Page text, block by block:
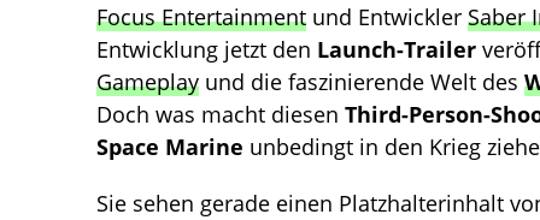
Focus Entertainment und Entwickler Saber
Entwicklung jetzt den Launch-Trailer
Gameplay und die faszinierende Welt des
Doch was macht diesen Third-Person-
Space Marine unbedingt in den Krieg
Sie sehen gerade einen Platzhalterinhalt